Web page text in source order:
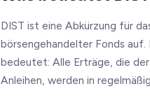
DIST ist eine Abkürzung für
börsengehandelter Fonds
bedeutet: Alle Erträge, die
Anleihen, werden in